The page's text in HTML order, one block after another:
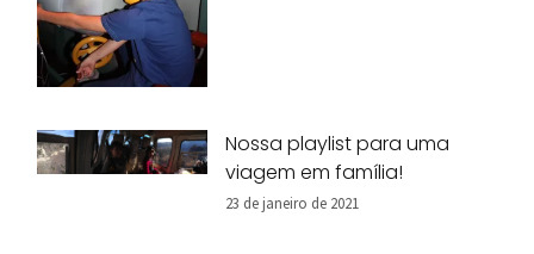
Nossa playlist para uma
viagem em família!
23 de janeiro de 2021